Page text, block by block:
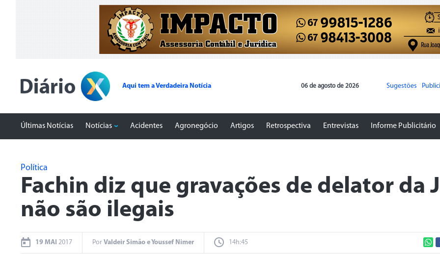
Aqui tem a Verdadeira Notícia 06 de agosto de 2026 Sugestões
Últimas Notícias Notícias Acidentes Agronegócio Artigos Retrospectiva Entrevistas Informe Publicitário
Política
Fachin diz que gravações de delator da
não são ilegais
19 MAI 2017 Por Valdeir Simão e Youssef Nimer 14h:45